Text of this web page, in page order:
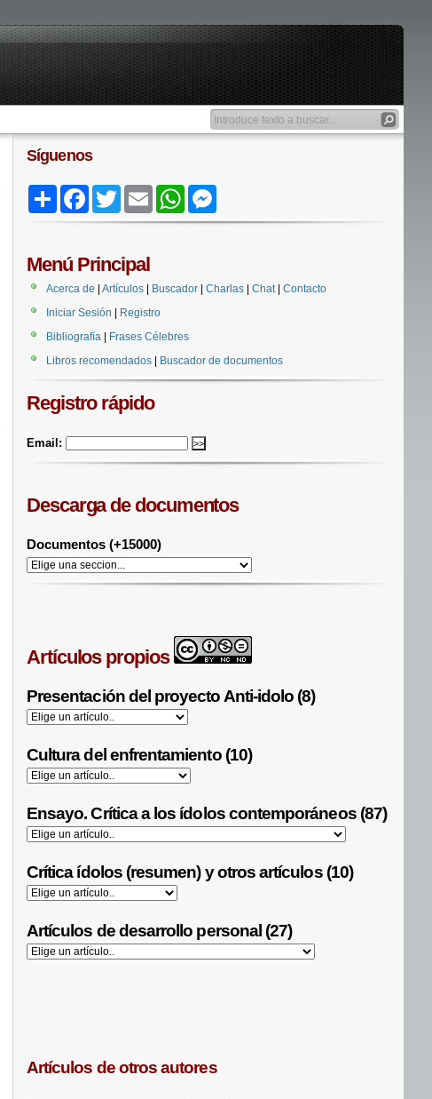
Síguenos
Share FacebookTwitter Email WhatsApp
Menú Principal
Acerca de Artículos Buscador Charlas Chat| Contacto
Iniciar Sesión
Registro
Bibliografía
Frases Célebres
Libros recomendados
Buscador de documentos
Registro rápido
Email:
Descarga de documentos
Documentos (+15000)
Artículos propios
Presentación del proyecto Anti-idolo (8)
Cultura del enfrentamiento (10)
Ensayo. Crítica a los ídolos contemporáneos (87)
Crítica ídolos (resumen) y otros artículos (10)
Artículos de desarrollo personal (27)
Artículos de otros autores